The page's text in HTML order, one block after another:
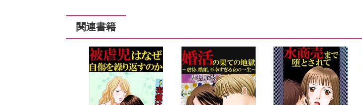
関連書籍